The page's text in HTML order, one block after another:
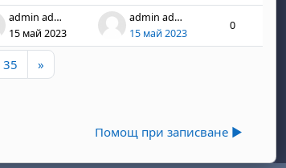
admin admin
15 май 2023
admin admin
15 май 2023
0
33 34
35Страница 35
»Следваща страница
Помощ при записване ▶︎